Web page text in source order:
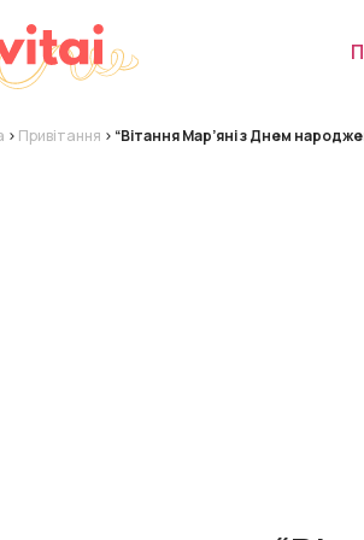
> Привітання > “Вітання Мар’яні з Днем